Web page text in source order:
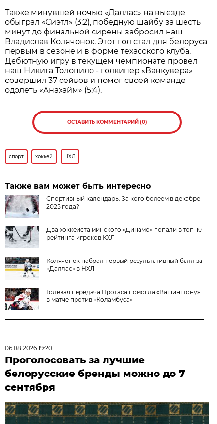
Также минувшей ночью «Даллас» на выезде
обыграл «Сиэтл» (3:2), победную шайбу за шесть
минут до финальной сирены забросил наш
Владислав Колячонок. Этот гол стал для белоруса
первым в сезоне и в форме техасского клуба.
Дебютную игру в текущем чемпионате провел
наш Никита Толопило - голкипер «Ванкувера»
совершил 37 сейвов и помог своей команде
одолеть «Анахайм» (5:4).
ОСТАВИТЬ КОММЕНТАРИЙ (0)
спорт хоккей НХЛ
Также вам может быть интересно
Спортивный календарь. За кого болеем в декабре
2025 года?
Два хоккеиста минского «Динамо» попали в топ-10
рейтинга игроков КХЛ
Колячонок набрал первый результативный балл за
«Даллас» в НХЛ
Голевая передача Протаса помогла «Вашингтону»
в матче против «Коламбуса»
06.08.2026 19:20
Проголосовать за лучшие
белорусские бренды можно до 7
сентября